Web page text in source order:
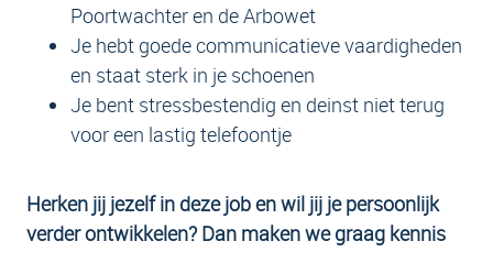
Poortwachter en de Arbowet
Je hebt goede communicatieve vaardigheden
en staat sterk in je schoenen
Je bent stressbestendig en deinst niet terug
voor een lastig telefoontje
Herken jij jezelf in deze job en wil jij je persoonlijk
verder ontwikkelen? Dan maken we graag kennis